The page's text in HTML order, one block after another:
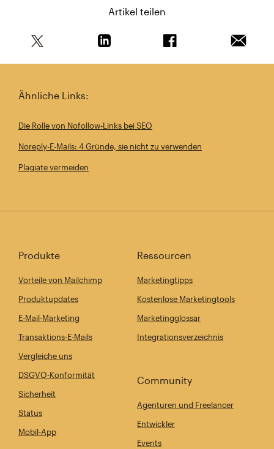
Artikel teilen
Ähnliche Links:
Die Rolle von Nofollow-Links bei SEO
Noreply-E-Mails: 4 Gründe, sie nicht zu verwenden
Plagiate vermeiden
Produkte
Vorteile von Mailchimp
Produktupdates
E-Mail-Marketing
Transaktions-E-Mails
Vergleiche uns
DSGVO-Konformität
Sicherheit
Status
Mobil-App
Ressourcen
Marketingtipps
Kostenlose Marketingtools
Marketingglossar
Integrationsverzeichnis
Community
Agenturen und Freelancer
Entwickler
Events